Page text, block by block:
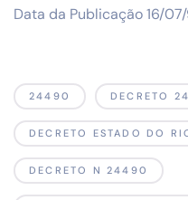
Data da Publicação 16/
24490 DECRETO
DECRETO ESTADO DO
DECRETO N 24490